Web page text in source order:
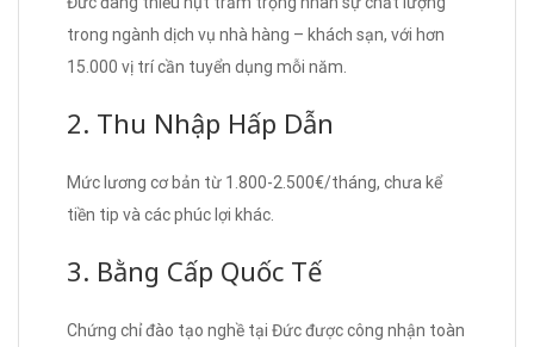
trong ngành dịch vụ nhà hàng – khách sạn, với hơn
15.000 vị trí cần tuyển dụng mỗi năm.
2. Thu Nhập Hấp Dẫn
Mức lương cơ bản từ 1.800-2.500€/tháng, chưa kể
tiền tip và các phúc lợi khác.
3. Bằng Cấp Quốc Tế
Chứng chỉ đào tạo nghề tại Đức được công nhận toàn